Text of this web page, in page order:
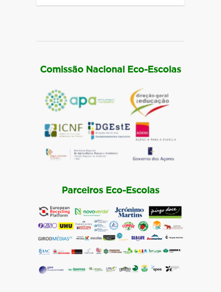
Comissão Nacional Eco-Escolas
Parceiros Eco-Escolas